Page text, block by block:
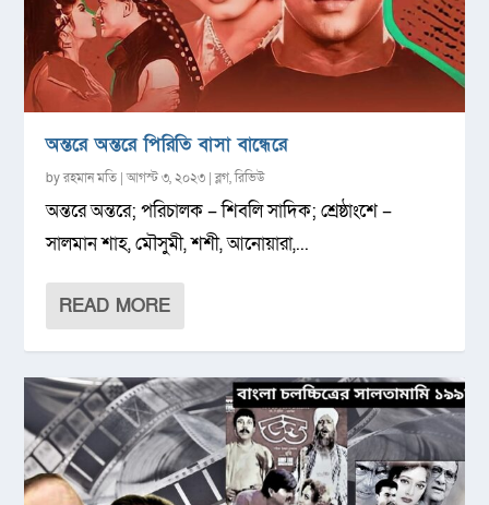
অন্তরে অন্তরে পিরিতি বাসা বান্ধেরে
byরহমান মতি |আগস্ট ৩, ২০২৩ |ব্লগ,রিভিউ
অন্তরে অন্তরে; পরিচালক – শিবলি সাদিক; শ্রেষ্ঠাংশে –
সালমান শাহ, মৌসুমী, শশী, আনোয়ারা,...
READ MORE